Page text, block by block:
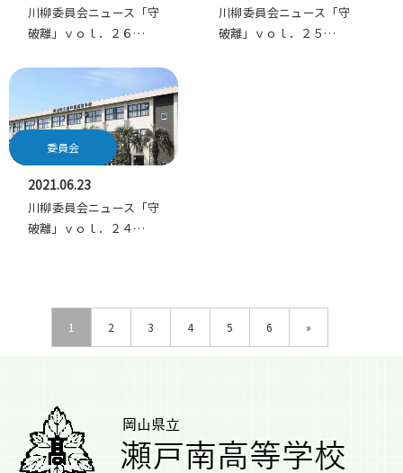
川柳委員会ニュース「守
破離」ｖｏｌ．２６…
川柳委員会ニュース「守
破離」ｖｏｌ．２５…
委員会
2021.06.23
川柳委員会ニュース「守
破離」ｖｏｌ．２４…
1 2 3 4 5 6 »